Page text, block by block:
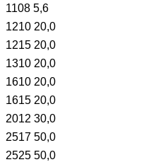
1108 5,6
1210 20,0
1215 20,0
1310 20,0
1610 20,0
1615 20,0
2012 30,0
2517 50,0
2525 50,0